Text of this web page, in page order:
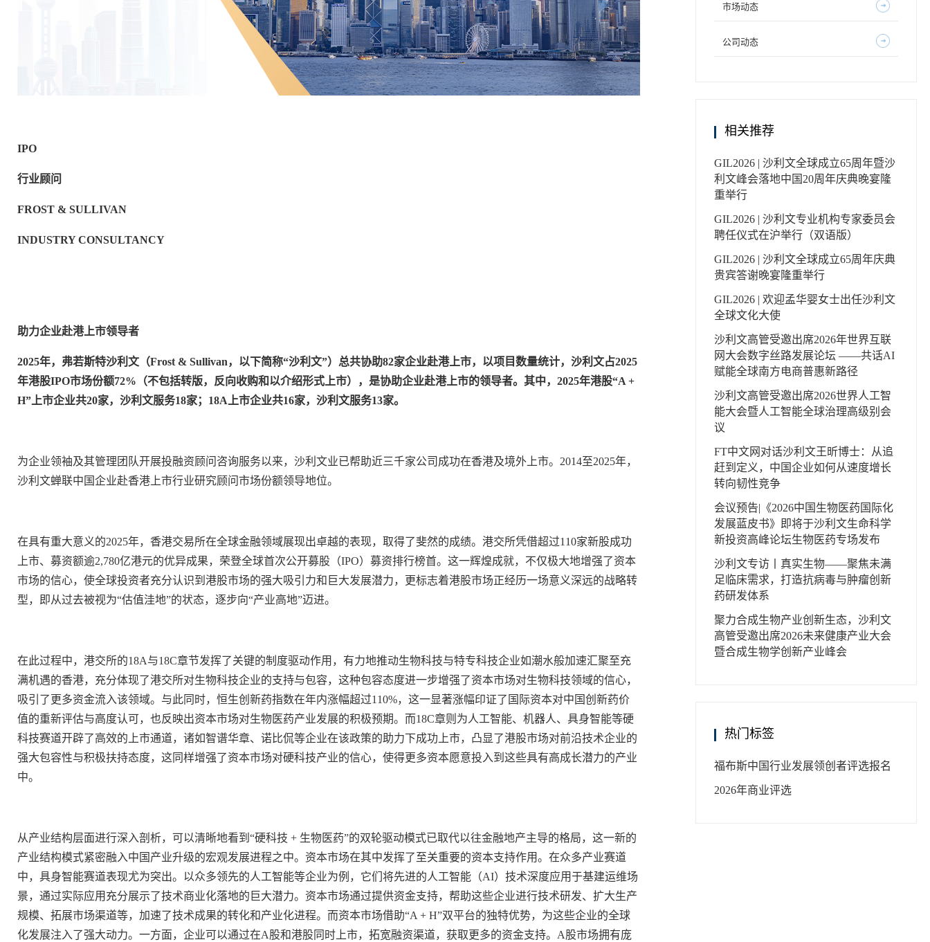
IPO
行业顾问
FROST & SULLIVAN
INDUSTRY CONSULTANCY
助力企业赴港上市领导者
2025年，弗若斯特沙利文（Frost & Sullivan，以下简称“沙利文”）总共协助82家企业赴港上市，以项目数量统计，沙利文占2025
年港股IPO市场份额72%（不包括转版，反向收购和以介绍形式上市），是协助企业赴港上市的领导者。其中，2025年港股“A +
H”上市企业共20家，沙利文服务18家；18A上市企业共16家，沙利文服务13家。
为企业领袖及其管理团队开展投融资顾问咨询服务以来，沙利文业已帮助近三千家公司成功在香港及境外上市。2014至2025年，
沙利文蝉联中国企业赴香港上市行业研究顾问市场份额领导地位。
在具有重大意义的2025年，香港交易所在全球金融领域展现出卓越的表现，取得了斐然的成绩。港交所凭借超过110家新股成功
上市、募资额逾2,780亿港元的优异成果，荣登全球首次公开募股（IPO）募资排行榜首。这一辉煌成就，不仅极大地增强了资本
市场的信心，使全球投资者充分认识到港股市场的强大吸引力和巨大发展潜力，更标志着港股市场正经历一场意义深远的战略转
型，即从过去被视为“估值洼地”的状态，逐步向“产业高地”迈进。
在此过程中，港交所的18A与18C章节发挥了关键的制度驱动作用，有力地推动生物科技与特专科技企业如潮水般加速汇聚至充
满机遇的香港，充分体现了港交所对生物科技企业的支持与包容，这种包容态度进一步增强了资本市场对生物科技领域的信心，
吸引了更多资金流入该领域。与此同时， 恒生创新药指数在年内涨幅超过110%，这一显著涨幅印证了国际资本对中国创新药价
值的重新评估与高度认可，也反映出资本市场对生物医药产业发展的积极预期。而18C章则为人工智能、机器人、 具身智能等硬
科技赛道开辟了高效的上市通道，诸如智谱华章、诺比侃等企业在该政策的助力下成功上市，凸显了港股市场对前沿技术企业的
强大包容性与积极扶持态度，这同样增强了资本市场对硬科技产业的信心，使得更多资本愿意投入到这些具有高成长潜力的产业
中。
从产业结构层面进行深入剖析，可以清晰地看到“硬科技 + 生物医药”的双轮驱动模式已取代以往金融地产主导的格局，这一新的
产业结构模式紧密融入中国产业升级的宏观发展进程之中。资本市场在其中发挥了至关重要的资本支持作用。在众多产业赛道
中，具身智能赛道表现尤为突出。以众多领先的人工智能等企业为例，它们将先进的人工智能（AI）技术深度应用于基建运维场
景，通过实际应用充分展示了技术商业化落地的巨大潜力。资本市场通过提供资金支持，帮助这些企业进行技术研发、扩大生产
规模、拓展市场渠道等，加速了技术成果的转化和产业化进程。而资本市场借助“A + H”双平台的独特优势，为这些企业的全球
化发展注入了强大动力。一方面，企业可以通过在A股和港股同时上市，拓宽融资渠道，获取更多的资金支持。A股市场拥有庞
市场动态
公司动态
相关推荐
GIL2026 | 沙利文全球成立65周年暨沙
利文峰会落地中国20周年庆典晚宴隆
重举行
GIL2026 | 沙利文专业机构专家委员会
聘任仪式在沪举行（双语版）
GIL2026 | 沙利文全球成立65周年庆典
贵宾答谢晚宴隆重举行
GIL2026 | 欢迎孟华婴女士出任沙利文
全球文化大使
沙利文高管受邀出席2026年世界互联
网大会数字丝路发展论坛 ——共话AI
赋能全球南方电商普惠新路径
沙利文高管受邀出席2026世界人工智
能大会暨人工智能全球治理高级别会
议
FT中文网对话沙利文王昕博士：从追
赶到定义，中国企业如何从速度增长
转向韧性竞争
会议预告|《2026中国生物医药国际化
发展蓝皮书》即将于沙利文生命科学
新投资高峰论坛生物医药专场发布
沙利文专访丨真实生物——聚焦未满
足临床需求，打造抗病毒与肿瘤创新
药研发体系
聚力合成生物产业创新生态，沙利文
高管受邀出席2026未来健康产业大会
暨合成生物学创新产业峰会
热门标签
福布斯中国行业发展领创者评选报名
2026年商业评选